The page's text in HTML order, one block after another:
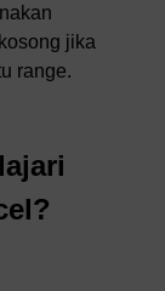
jika
range.